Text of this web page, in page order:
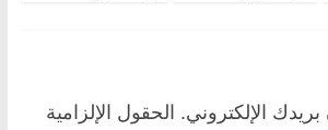
الإلكتروني. الحقول الإلزامية